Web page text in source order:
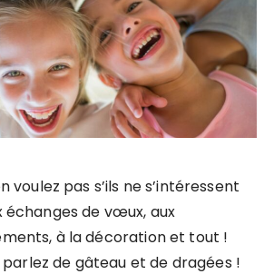
voulez pas s’ils ne s’intéressent
échanges de vœux, aux
à la décoration et tout !
parlez de gâteau et de dragées !